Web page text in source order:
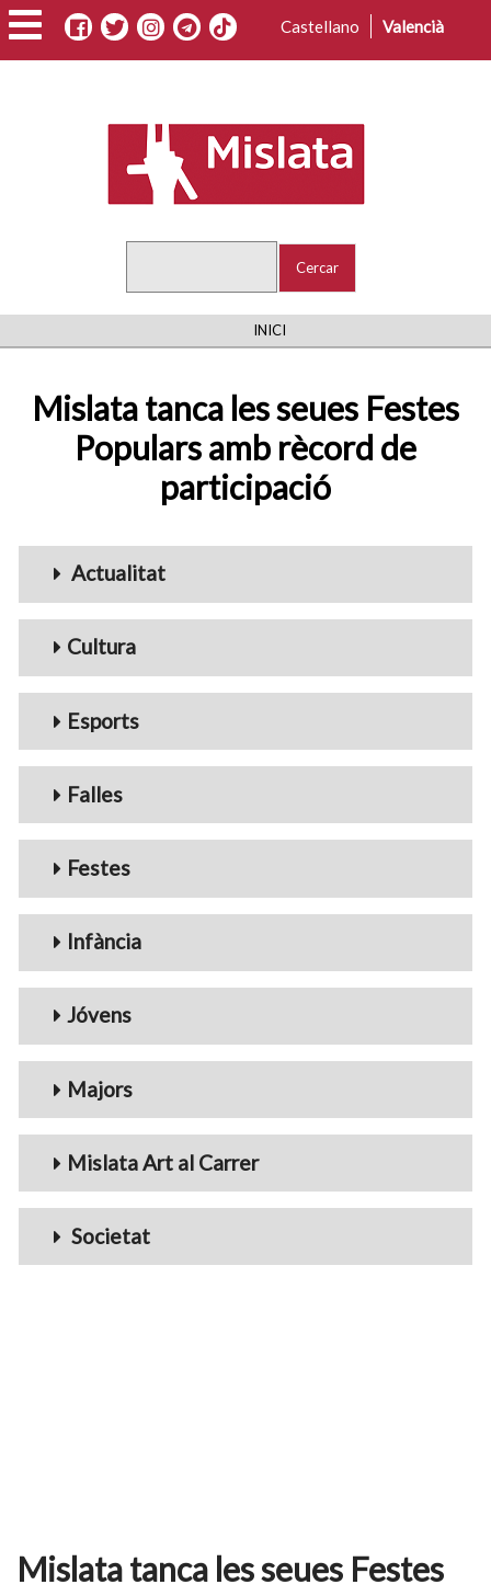
Vés
al
contingut
Castellano Valencià
FIL
INICI
Mislata tanca les seues Festes
Populars amb rècord de
participació
Menu_Videos
Actualitat
Cultura
Esports
Falles
Festes
Infància
Jóvens
Majors
Mislata Art al Carrer
Societat
Mislata tanca les seues Festes